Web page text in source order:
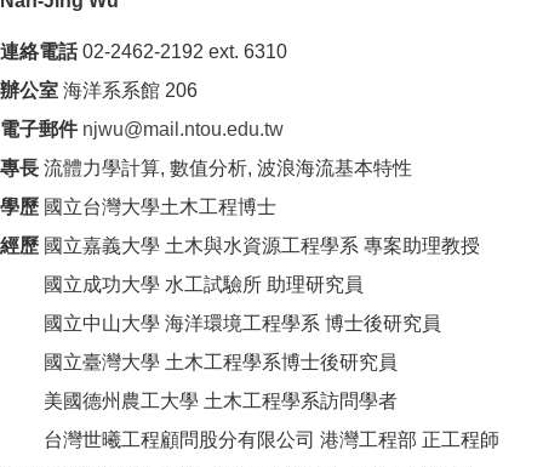
連絡電話02-2462-2192 ext. 6310
辦公室 海洋系系館 206
電子郵件 njwu@mail.ntou.edu.tw
專長 流體力學計算, 數值分析, 波浪海流基本特性
學歷 國立台灣大學土木工程博士
經歷 國立嘉義大學 土木與水資源工程學系 專案助理教授
國立成功大學 水工試驗所 助理研究員
國立中山大學 海洋環境工程學系 博士後研究員
國立臺灣大學 土木工程學系博士後研究員
美國德州農工大學 土木工程學系訪問學者
台灣世曦工程顧問股分有限公司 港灣工程部 正工程師